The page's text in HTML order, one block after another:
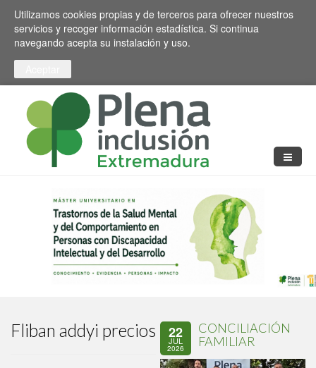
Pasar al contenido principal
Toggle high contrast
Utilizamos cookies propias y de terceros para ofrecer nuestros
servicios y recoger información estadística. Si continua
navegando acepta su instalación y uso.
Fliban addyi precios 22
JUL
2026
CONCILIACIÓN
FAMILIAR